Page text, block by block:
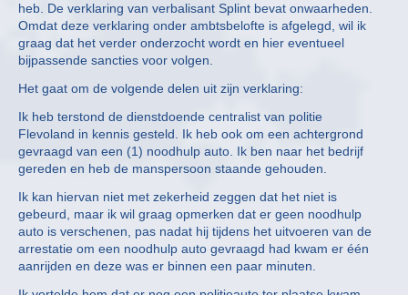
heb. De verklaring van verbalisant Splint bevat onwaarheden.
Omdat deze verklaring onder ambtsbelofte is afgelegd, wil ik
graag dat het verder onderzocht wordt en hier eventueel
bijpassende sancties voor volgen.
Het gaat om de volgende delen uit zijn verklaring:
Ik heb terstond de dienstdoende centralist van politie
Flevoland in kennis gesteld. Ik heb ook om een achtergrond
gevraagd van een (1) noodhulp auto. Ik ben naar het bedrijf
gereden en heb de manspersoon staande gehouden.
Ik kan hiervan niet met zekerheid zeggen dat het niet is
gebeurd, maar ik wil graag opmerken dat er geen noodhulp
auto is verschenen, pas nadat hij tijdens het uitvoeren van de
arrestatie om een noodhulp auto gevraagd had kwam er één
aanrijden en deze was er binnen een paar minuten.